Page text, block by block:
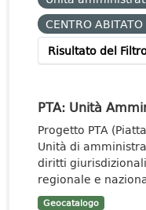
CENTRO ABITATO
Risultato del
PTA: Unità
Progetto PTA
Unità di
diritti
regionale e
Geocatalogo